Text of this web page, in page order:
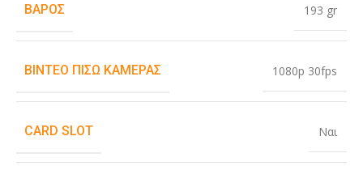
ΒΆΡΟΣ 193 gr
ΒΊΝΤΕΟ ΠΊΣΩ ΚΆΜΕΡΑΣ 1080p 30fps
CARD SLOT Ναι